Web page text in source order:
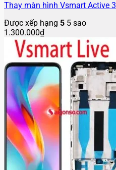
Thay màn hình Vsmart Active 3
Được xếp hạng 5 5 sao
1.300.000₫